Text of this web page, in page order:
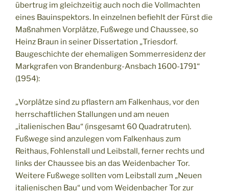
übertrug im gleichzeitig auch noch die Vollmachten
eines Bauinspektors. In einzelnen befiehlt der Fürst die
Maßnahmen Vorplätze, Fußwege und Chaussee, so
Heinz Braun in seiner Dissertation „Triesdorf.
Baugeschichte der ehemaligen Sommerresidenz der
Markgrafen von Brandenburg-Ansbach 1600-1791“
(1954):
„Vorplätze sind zu pflastern am Falkenhaus, vor den
herrschaftlichen Stallungen und am neuen
„italienischen Bau“ (insgesamt 60 Quadratruten).
Fußwege sind anzulegen vom Falkenhaus zum
Reithaus, Fohlenstall und Leibstall, ferner rechts und
links der Chaussee bis an das Weidenbacher Tor.
Weitere Fußwege sollten vom Leibstall zum „Neuen
italienischen Bau“ und vom Weidenbacher Tor zur